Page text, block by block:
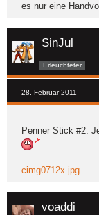
es nur eine
SinJul
Erleuchteter
28. Februar 2011
Penner Stick #2.
cimg0712x.jpg
voaddi